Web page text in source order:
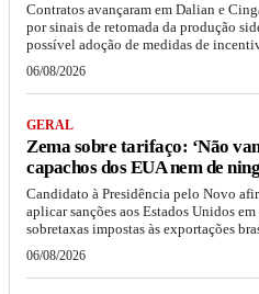
Contratos avançaram em Dalian e
por sinais de retomada da produção
possível adoção de medidas de
06/08/2026
GERAL
Zema sobre tarifaço: ‘Não
capachos dos EUA nem de
Candidato à Presidência pelo Novo
aplicar sanções aos Estados Unidos em
sobretaxas impostas às exportações
06/08/2026